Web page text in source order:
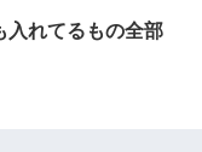
入れてるもの全部